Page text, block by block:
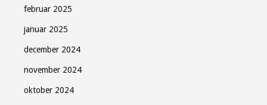
februar 2025
januar 2025
december 2024
november 2024
oktober 2024